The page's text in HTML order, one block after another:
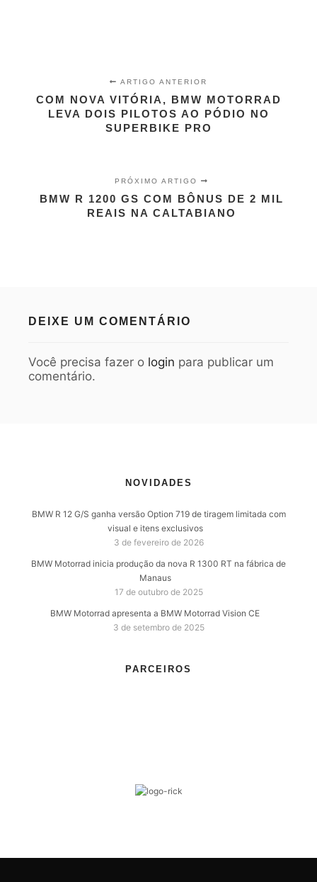
ARTIGO ANTERIOR
COM NOVA VITÓRIA, BMW MOTORRAD
LEVA DOIS PILOTOS AO PÓDIO NO
SUPERBIKE PRO
PRÓXIMO ARTIGO
BMW R 1200 GS COM BÔNUS DE 2 MIL
REAIS NA CALTABIANO
DEIXE UM COMENTÁRIO
Você precisa fazer o login para publicar um
comentário.
NOVIDADES
BMW R 12 G/S ganha versão Option 719 de tiragem limitada com
visual e itens exclusivos
3 de fevereiro de 2026
BMW Motorrad inicia produção da nova R 1300 RT na fábrica de
Manaus
17 de outubro de 2025
BMW Motorrad apresenta a BMW Motorrad Vision CE
3 de setembro de 2025
PARCEIROS